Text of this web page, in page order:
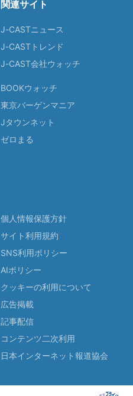
関連サイト
J-CASTニュース
J-CASTトレンド
J-CAST会社ウォッチ
BOOKウォッチ
東京バーゲンマニア
Jタウンネット
ゼロまる
個人情報保護方針
サイト利用規約
SNS利用ポリシー
AIポリシー
クッキーの利用について
広告掲載
記事配信
コンテンツ二次利用
日本インターネット報道協会